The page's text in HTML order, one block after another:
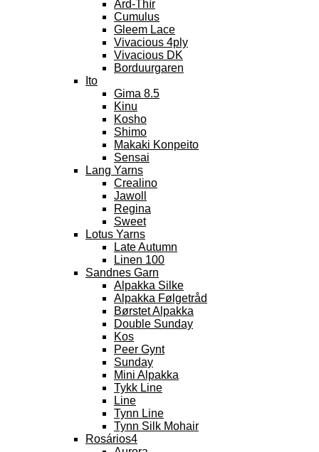
Àrd-Thìr
Cumulus
Gleem Lace
Vivacious 4ply
Vivacious DK
Borduurgaren
Ito
Gima 8.5
Kinu
Kosho
Shimo
Makaki Konpeito
Sensai
Lang Yarns
Crealino
Jawoll
Regina
Sweet
Lotus Yarns
Late Autumn
Linen 100
Sandnes Garn
Alpakka Silke
Alpakka Følgetråd
Børstet Alpakka
Double Sunday
Kos
Peer Gynt
Sunday
Mini Alpakka
Tykk Line
Line
Tynn Line
Tynn Silk Mohair
Rosários4